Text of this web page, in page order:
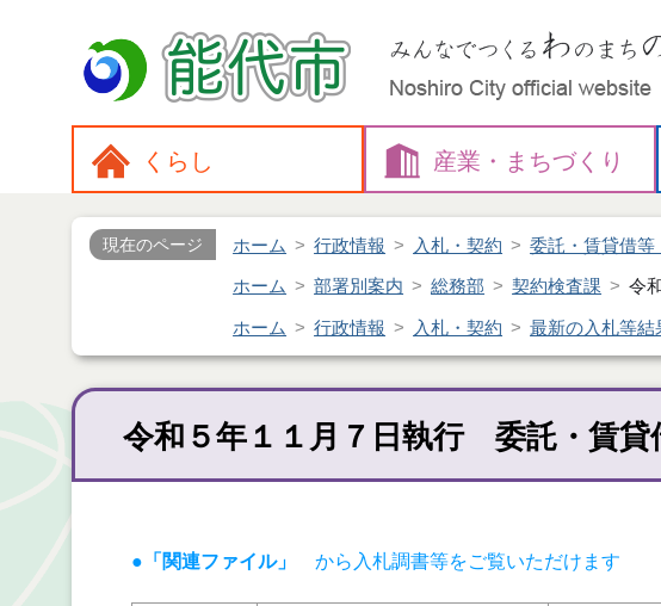
くらし 産業・ まちづくり
現在のページ ホーム 行政情報 入札・契約 委託・賃貸借
ホーム 部署別案内 総務部 契約検査課 令
ホーム 行政情報 入札・契約 最新の入札等結
令和５年１１月７日執行 委託・賃貸
●「関連ファイル」 から入札調書等をご覧いただけます